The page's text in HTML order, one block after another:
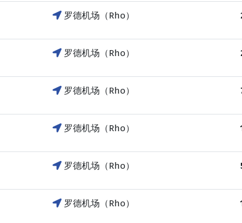
罗德机场（Rho）
罗德机场（Rho）
罗德机场（Rho）
罗德机场（Rho）
罗德机场（Rho）
罗德机场（Rho）